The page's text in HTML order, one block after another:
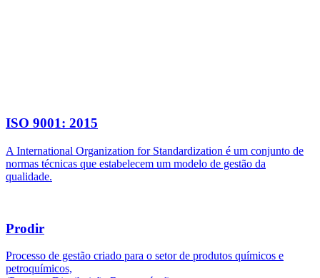
ISO 9001: 2015
A International Organization for Standardization é um conjunto de
normas técnicas que estabelecem um modelo de gestão da
qualidade.
Prodir
Processo de gestão criado para o setor de produtos químicos e
petroquímicos,